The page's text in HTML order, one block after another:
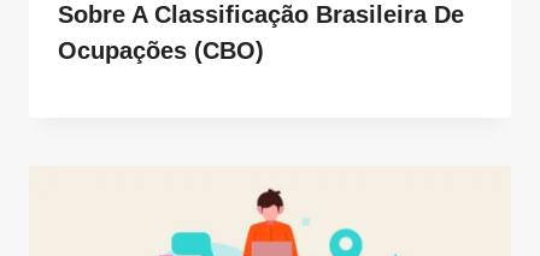
Sobre A Classificação Brasileira De
Ocupações (CBO)